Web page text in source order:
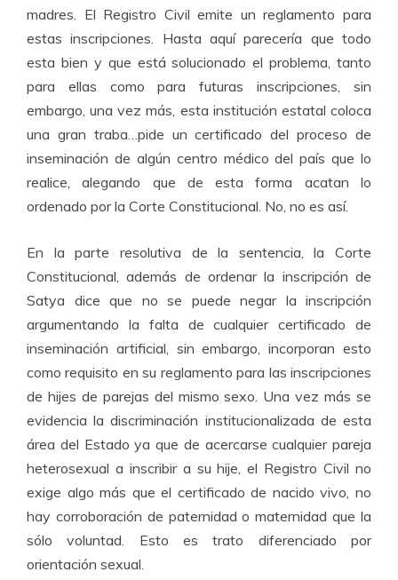
madres. El Registro Civil emite un reglamento para
estas inscripciones. Hasta aquí parecería que todo
esta bien y que está solucionado el problema, tanto
para ellas como para futuras inscripciones, sin
embargo, una vez más, esta institución estatal coloca
una gran traba…pide un certificado del proceso de
inseminación de algún centro médico del país que lo
realice, alegando que de esta forma acatan lo
ordenado por la Corte Constitucional. No, no es así.
En la parte resolutiva de la sentencia, la Corte
Constitucional, además de ordenar la inscripción de
Satya dice que no se puede negar la inscripción
argumentando la falta de cualquier certificado de
inseminación artificial, sin embargo, incorporan esto
como requisito en su reglamento para las inscripciones
de hijes de parejas del mismo sexo. Una vez más se
evidencia la discriminación institucionalizada de esta
área del Estado ya que de acercarse cualquier pareja
heterosexual a inscribir a su hije, el Registro Civil no
exige algo más que el certificado de nacido vivo, no
hay corroboración de paternidad o maternidad que la
sólo voluntad. Esto es trato diferenciado por
orientación sexual.